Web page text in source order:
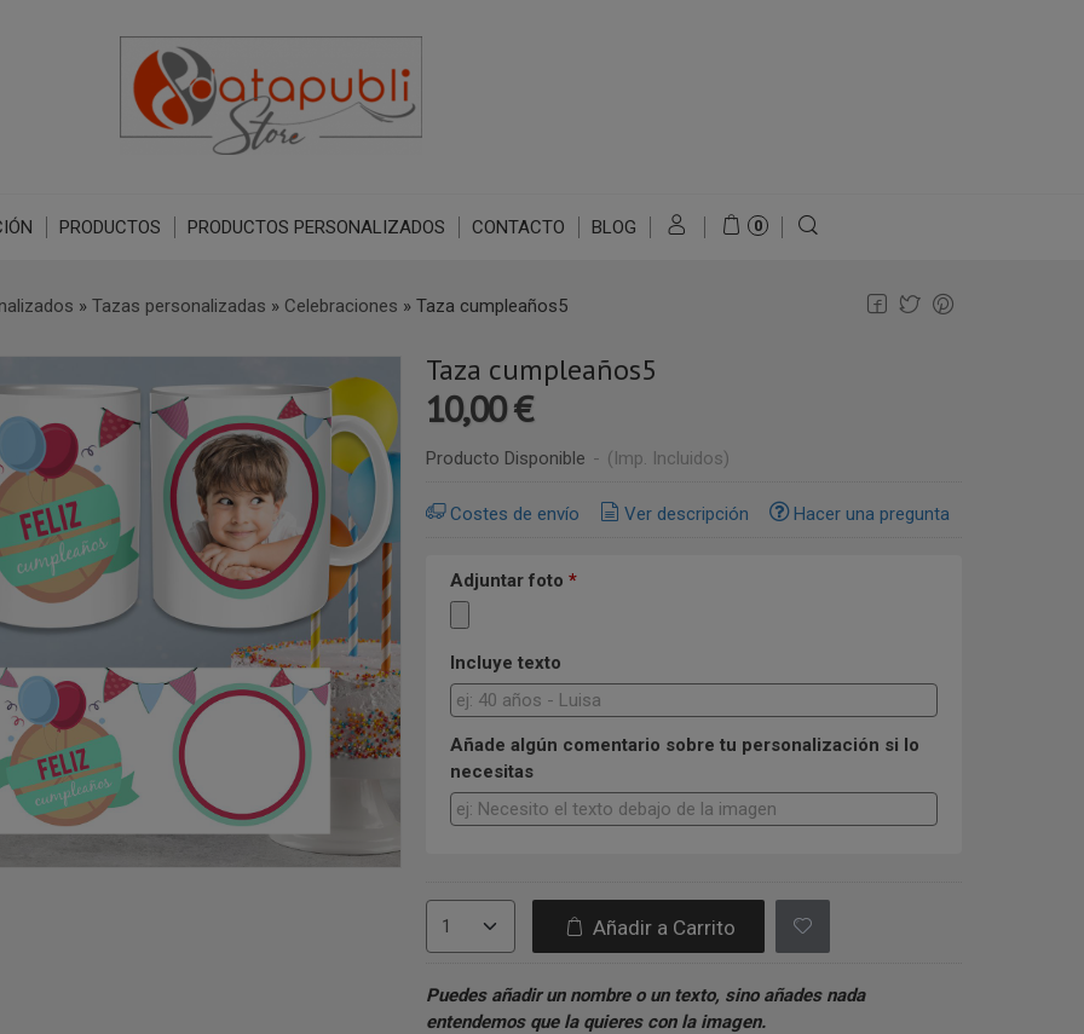
PRODUCTOS PRODUCTOS PERSONALIZADOS CONTACTO BLOG 0
» Tazas personalizadas » Celebraciones » Taza cumpleaños5
Taza cumpleaños5
10,00 €
Producto Disponible - (Imp. Incluidos)
Costes de envío Ver descripción Hacer una pregunta
Adjuntar foto *
Incluye texto
Añade algún comentario sobre tu personalización si lo
necesitas
Añadir a Carrito
Puedes añadir un nombre o un texto, sino añades nada
entendemos que la quieres con la imagen.